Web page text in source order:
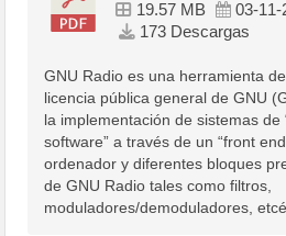
19.57 MB
03-11-
173 Descargas
GNU Radio es una herramienta
licencia pública general de GNU
la implementación de sistemas de
software” a través de un “front
ordenador y diferentes bloques
de GNU Radio tales como filtros,
moduladores/demoduladores,